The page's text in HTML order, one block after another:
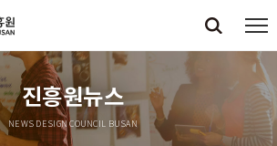
진흥원뉴스
NEWS DESIGN COUNCIL BUSAN